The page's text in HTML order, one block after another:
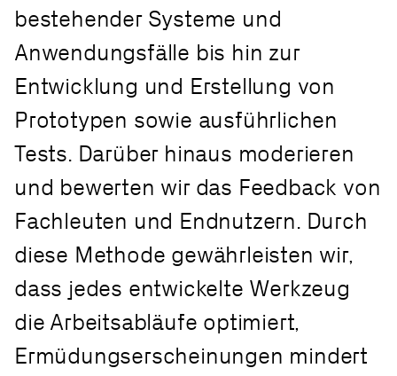
bestehender Systeme und
Anwendungsfälle bis hin zur
Entwicklung und Erstellung von
Prototypen sowie ausführlichen
Tests. Darüber hinaus moderieren
und bewerten wir das Feedback von
Fachleuten und Endnutzern. Durch
diese Methode gewährleisten wir,
dass jedes entwickelte Werkzeug
die Arbeitsabläufe optimiert,
Ermüdungserscheinungen mindert